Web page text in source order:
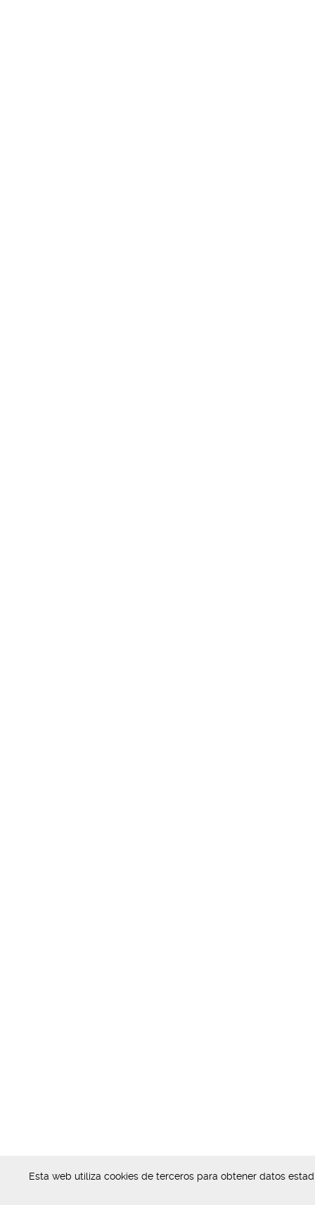
Esta web utiliza cookies de terceros para obtener datos